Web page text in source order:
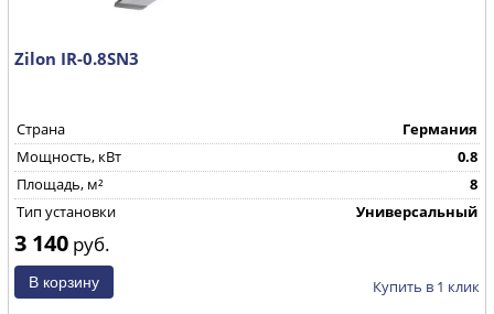
Zilon IR-0.8SN3
Страна
Германия
Мощность, кВт
0.8
Площадь, м²
8
Тип установки
Универсальный
3 140 руб.
Купить в 1 клик